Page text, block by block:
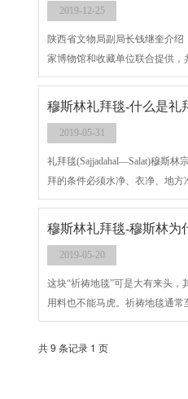
2019-12-25
陕西省文物局副局长钱继奎介
家博物馆和收藏单位联合提供，
马俑武士、2件兵马战车、2件
代的约160件金器、玉器、青铜
2019-05-31
礼拜毯(Sajjadahal—Salat)穆斯林
拜的条件必须水净、衣净、地
此毯。亦称礼拜垫，简称拜垫
铺长条的礼拜毯，多为毛毡、
2019-05-20
这块“祈祷地毯”可是大有来头
用料也不能马虎。祈祷地毯通
成年人跪在上面祈祷。
共 9 条记录 1 页